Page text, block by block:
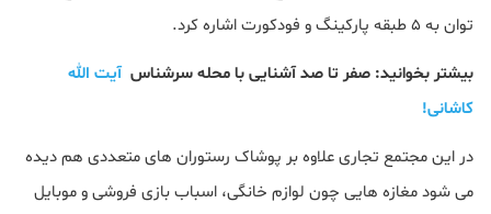
توان به ۵ طبقه پارکینگ و فودکورت اشاره کرد.
بیشتر بخوانید: صفر تا صد آشنایی با محله سرشناس آیت الله
کاشانی!
در این مجتمع تجاری علاوه بر پوشاک رستوران های متعددی هم دیده
می شود مغازه هایی چون لوازم خانگی، اسباب بازی فروشی و موبایل